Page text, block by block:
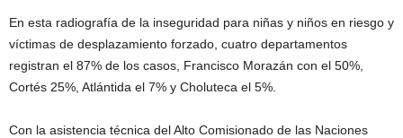
En esta radiografía de la inseguridad para niñas y niños en riesgo y
víctimas de desplazamiento forzado, cuatro departamentos
registran el 87% de los casos, Francisco Morazán con el 50%,
Cortés 25%, Atlántida el 7% y Choluteca el 5%.
Con la asistencia técnica del Alto Comisionado de las Naciones